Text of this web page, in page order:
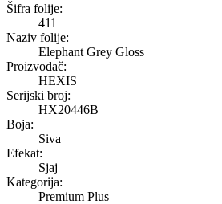
Elephant Grey Gloss
Šifra folije:
411
Naziv folije:
Elephant Grey Gloss
Proizvođač:
HEXIS
Serijski broj:
HX20446B
Boja:
Siva
Efekat:
Sjaj
Kategorija:
Premium Plus